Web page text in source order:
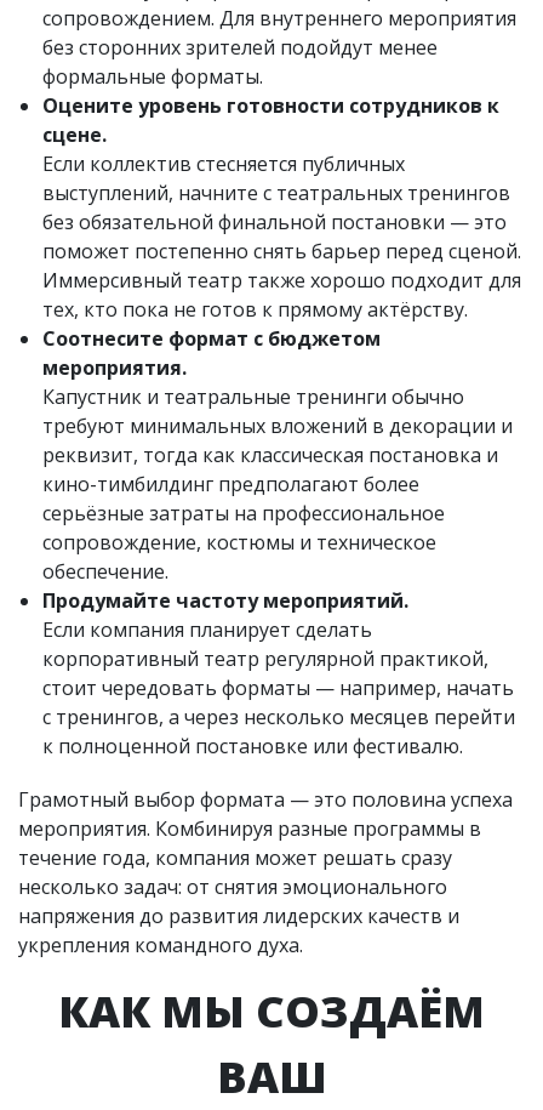
сопровождением. Для внутреннего мероприятия
без сторонних зрителей подойдут менее
формальные форматы.
Оцените уровень готовности сотрудников к
сцене.
Если коллектив стесняется публичных
выступлений, начните с театральных тренингов
без обязательной финальной постановки — это
поможет постепенно снять барьер перед сценой.
Иммерсивный театр также хорошо подходит для
тех, кто пока не готов к прямому актёрству.
Соотнесите формат с бюджетом
мероприятия.
Капустник и театральные тренинги обычно
требуют минимальных вложений в декорации и
реквизит, тогда как классическая постановка и
кино-тимбилдинг предполагают более
серьёзные затраты на профессиональное
сопровождение, костюмы и техническое
обеспечение.
Продумайте частоту мероприятий.
Если компания планирует сделать
корпоративный театр регулярной практикой,
стоит чередовать форматы — например, начать
с тренингов, а через несколько месяцев перейти
к полноценной постановке или фестивалю.
Грамотный выбор формата — это половина успеха
мероприятия. Комбинируя разные программы в
течение года, компания может решать сразу
несколько задач: от снятия эмоционального
напряжения до развития лидерских качеств и
укрепления командного духа.
КАК МЫ СОЗДАЁМ
ВАШ